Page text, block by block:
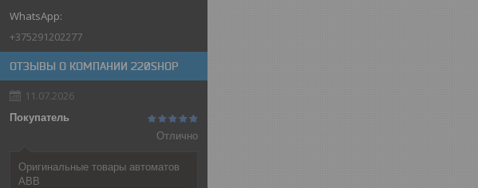
+375291202277
ОТЗЫВЫ О КОМПАНИИ 220SHOP
11.07.2026
Покупатель
Отлично
Оригинальные товары автоматов
ABB